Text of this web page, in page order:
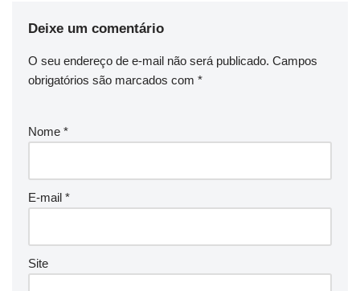
Deixe um comentário
O seu endereço de e-mail não será publicado. Campos
obrigatórios são marcados com *
Nome *
E-mail *
Site